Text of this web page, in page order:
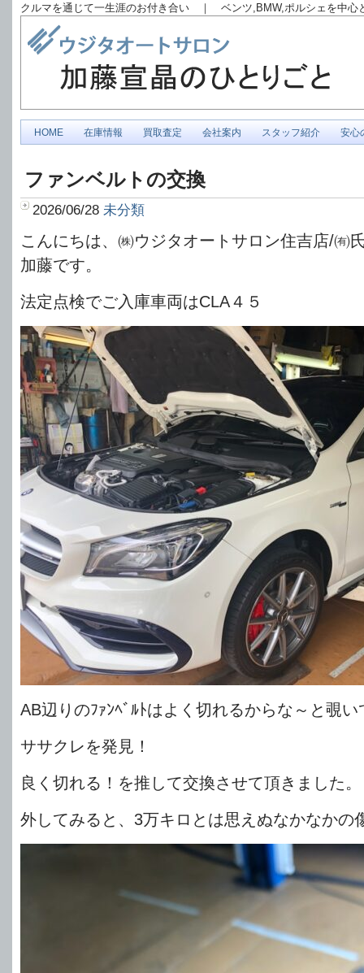
クルマを通じて一生涯のお付き合い ｜ ベンツ,BMW,ポルシェを中
HOME 在庫情報 買取査定 会社案内 スタッフ紹介 安心
ファンベルトの交換
2026/06/28 未分類
こんにちは、㈱ウジタオートサロン住吉店/㈲
加藤です。
法定点検でご入庫車両はCLA４５
AB辺りのﾌｧﾝﾍﾞﾙﾄはよく切れるからな～と覗
ササクレを発見！
良く切れる！を推して交換させて頂きました。
外してみると、3万キロとは思えぬなかなかの